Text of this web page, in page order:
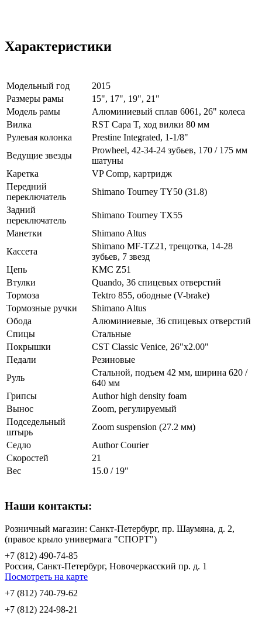
Характеристики
Модельный год
2015
Размеры рамы
15", 17", 19", 21"
Модель рамы
Алюминиевый сплав 6061, 26" колеса
Вилка
RST Capa T, ход вилки 80 мм
Рулевая колонка
Prestine Integrated, 1-1/8"
Ведущие звезды
Prowheel, 42-34-24 зубьев, 170 / 175 мм
шатуны
Каретка
VP Comp, картридж
Передний
переключатель
Shimano Tourney TY50 (31.8)
Задний
переключатель
Shimano Tourney TX55
Манетки
Shimano Altus
Кассета
Shimano MF-TZ21, трещотка, 14-28
зубьев, 7 звезд
Цепь
KMC Z51
Втулки
Quando, 36 спицевых отверстий
Тормоза
Tektro 855, ободные (V-brake)
Тормозные ручки
Shimano Altus
Обода
Алюминиевые, 36 спицевых отверстий
Спицы
Стальные
Покрышки
CST Classic Venice, 26"x2.00"
Педали
Резиновые
Руль
Стальной, подъем 42 мм, ширина 620 /
640 мм
Грипсы
Author high density foam
Вынос
Zoom, регулируемый
Подседельный
штырь
Zoom suspension (27.2 мм)
Седло
Author Courier
Скоростей
21
Вес
15.0 / 19"
Наши контакты:
Розничный магазин: Санкт-Петербург, пр. Шаумяна, д. 2,
(правое крыло универмага "СПОРТ")
+7 (812) 490-74-85
Россия, Санкт-Петербург, Новочеркасский пр. д. 1
Посмотреть на карте
+7 (812) 740-79-62
+7 (812) 224-98-21